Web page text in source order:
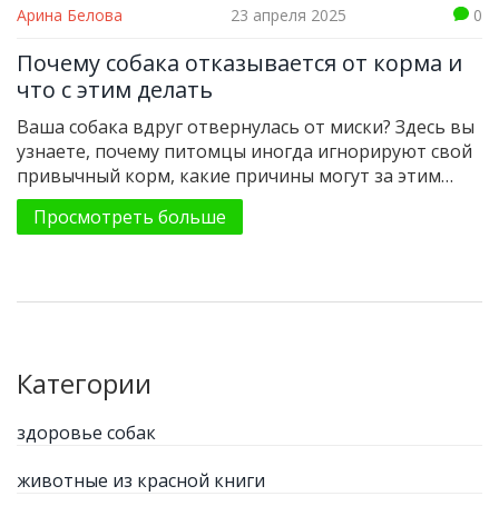
Арина Белова 23 апреля 2025 0
Почему собака отказывается от корма и
что с этим делать
Ваша собака вдруг отвернулась от миски? Здесь вы
узнаете, почему питомцы иногда игнорируют свой
привычный корм, какие причины могут за этим
скрываться, и как определить, есть ли повод для
беспокойства. Поговорим о простых и неочевидных
которые реально работают, а не просто
Просмотреть больше
Категории
здоровье собак
животные из красной книги